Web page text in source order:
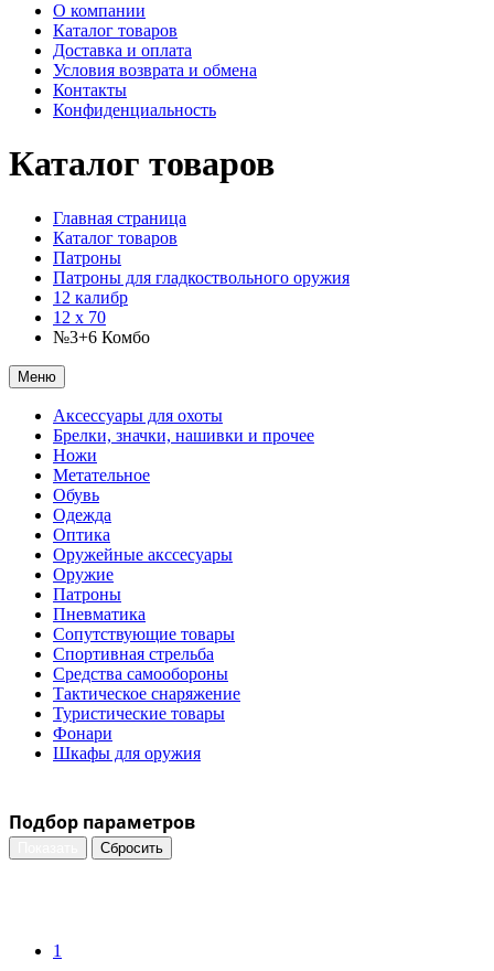
О компании
Каталог товаров
Доставка и оплата
Условия возврата и обмена
Контакты
Конфиденциальность
Каталог товаров
Главная страница
Каталог товаров
Патроны
Патроны для гладкоствольного оружия
12 калибр
12 x 70
№3+6 Комбо
Меню
Аксессуары для охоты
Брелки, значки, нашивки и прочее
Ножи
Метательное
Обувь
Одежда
Оптика
Оружейные акссесуары
Оружие
Патроны
Пневматика
Сопутствующие товары
Спортивная стрельба
Средства самообороны
Тактическое снаряжение
Туристические товары
Фонари
Шкафы для оружия
Подбор параметров
1